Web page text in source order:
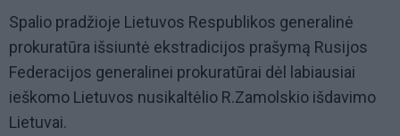
Spalio pradžioje Lietuvos Respublikos generalinė
prokuratūra išsiuntė ekstradicijos prašymą Rusijos
Federacijos generalinei prokuratūrai dėl labiausiai
ieškomo Lietuvos nusikaltėlio R.Zamolskio išdavimo
Lietuvai.